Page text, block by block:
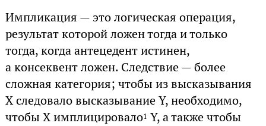
Импликация — это логическая операция,
результат которой ложен тогда и только
тогда, когда антецедент истинен,
а консеквент ложен. Следствие — более
сложная категория; чтобы из высказывания
X следовало высказывание Y, необходимо,
чтобы X имплицировало1 Y, а также чтобы